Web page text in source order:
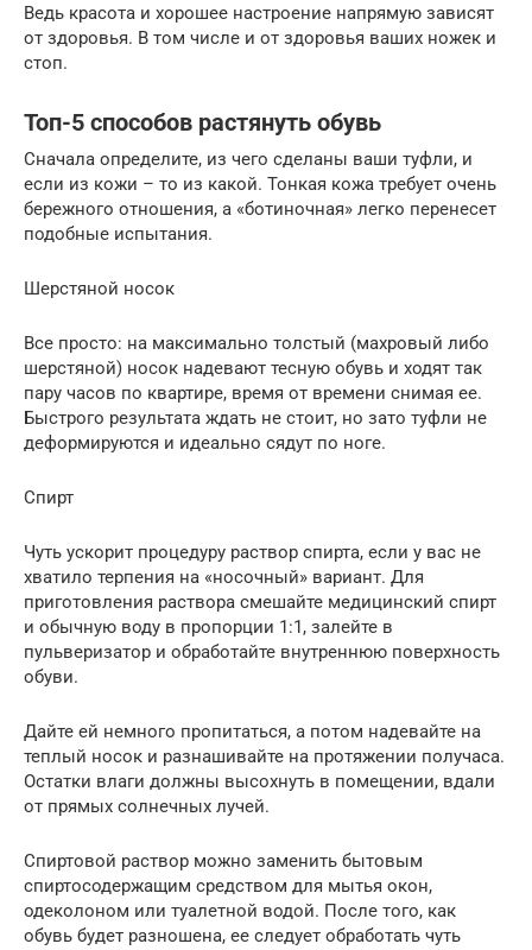
Ведь красота и хорошее настроение напрямую зависят
от здоровья. В том числе и от здоровья ваших ножек и
стоп.
Топ-5 способов растянуть обувь
Сначала определите, из чего сделаны ваши туфли, и
если из кожи – то из какой. Тонкая кожа требует очень
бережного отношения, а «ботиночная» легко перенесет
подобные испытания.
Шерстяной носок
Все просто: на максимально толстый (махровый либо
шерстяной) носок надевают тесную обувь и ходят так
пару часов по квартире, время от времени снимая ее.
Быстрого результата ждать не стоит, но зато туфли не
деформируются и идеально сядут по ноге.
Спирт
Чуть ускорит процедуру раствор спирта, если у вас не
хватило терпения на «носочный» вариант. Для
приготовления раствора смешайте медицинский спирт
и обычную воду в пропорции 1:1, залейте в
пульверизатор и обработайте внутреннюю поверхность
обуви.
Дайте ей немного пропитаться, а потом надевайте на
теплый носок и разнашивайте на протяжении получаса.
Остатки влаги должны высохнуть в помещении, вдали
от прямых солнечных лучей.
Спиртовой раствор можно заменить бытовым
спиртосодержащим средством для мытья окон,
одеколоном или туалетной водой. После того, как
обувь будет разношена, ее следует обработать чуть